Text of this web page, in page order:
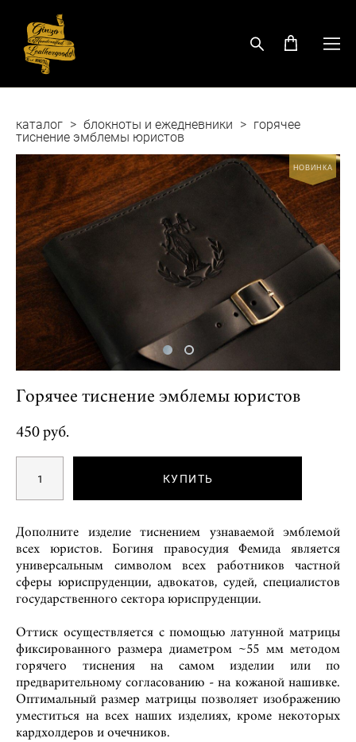
каталог > блокноты и ежедневники > горячее
тиснение эмблемы юристов
НОВИНКА
Горячее тиснение эмблемы юристов
450 pуб.
КУПИТЬ
Дополните изделие тиснением узнаваемой эмблемой
всех юристов. Богиня правосудия Фемида является
универсальным символом всех работников частной
сферы юриспруденции, адвокатов, судей, специалистов
государственного сектора юриспруденции.
Оттиск осуществляется с помощью латунной матрицы
фиксированного размера диаметром ~55 мм методом
горячего тиснения на самом изделии или по
предварительному согласованию - на кожаной нашивке.
Оптимальный размер матрицы позволяет изображению
уместиться на всех наших изделиях, кроме некоторых
кардхолдеров и очечников.